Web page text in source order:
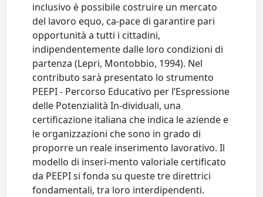
inclusivo è possibile costruire un mercato
del lavoro equo, ca-pace di garantire pari
opportunità a tutti i cittadini,
indipendentemente dalle loro condizioni di
partenza (Lepri, Montobbio, 1994). Nel
contributo sarà presentato lo strumento
PEEPI - Percorso Educativo per l’Espressione
delle Potenzialità In-dividuali, una
certificazione italiana che indica le aziende e
le organizzazioni che sono in grado di
proporre un reale inserimento lavorativo. Il
modello di inseri-mento valoriale certificato
da PEEPI si fonda su queste tre direttrici
fondamentali, tra loro interdipendenti.